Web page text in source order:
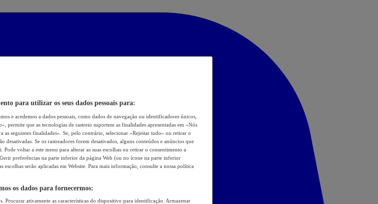
para utilizar os seus dados pessoais para:
e acedemos a dados pessoais, como dados de navegação ou identificadores únicos,
permite que as tecnologias de rastreio suportem as finalidades apresentadas em «Nós
as seguintes finalidades». Se, pelo contrário, selecionar «Rejeitar tudo» ou retirar o
desativadas. Se os rastreadores forem desativados, alguns conteúdos e anúncios que
Pode voltar a este menu para alterar as suas escolhas ou retirar o consentimento a
preferências na parte inferior da página Web (ou no ícone na parte inferior
escolhas serão aplicadas em Website. Para mais informação, consulte a nossa política
os dados para fornecermos:
Procurar ativamente as características do dispositivo para identificação. Armazenar